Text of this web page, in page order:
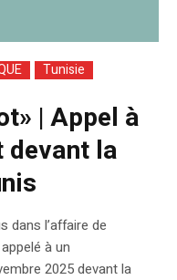
Tunisie
| Appel à
devant la
dans l’affaire de
à un
2025 devant la